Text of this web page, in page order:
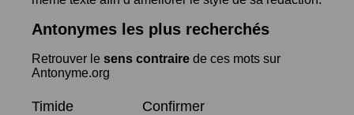
Antonymes les plus recherchés
Retrouver le sens contraire de ces mots sur
Antonyme.org
Timide
Confirmer